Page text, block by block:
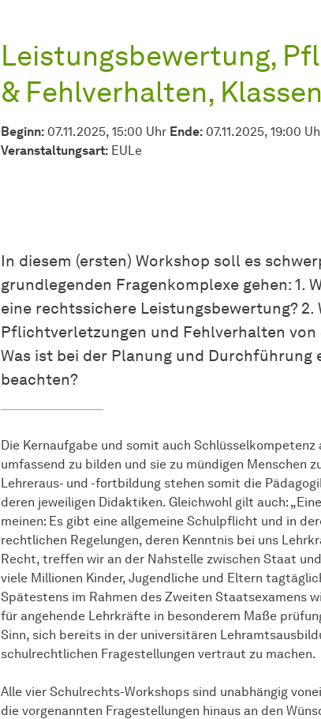
Leistungsbewertung,
& Fehlverhalten,
Beginn: 07.11.2025, 15:00 Uhr Ende: 07.11.2025, 19:00
Veran­stal­tungs­art: EULe
In diesem (ersten) Workshop soll es
grundlegenden Fragenkomplexe gehen: 1.
eine rechtssichere Leistungsbewertung? 2.
Pflichtverletzungen und Fehlverhalten
Was ist bei der Planung und Durchführung
beachten?
Die Kernaufgabe und somit auch
umfassend zu bilden und sie zu mündigen Menschen
Lehreraus- und -fortbildung stehen somit die
deren jeweiligen Didaktiken. Gleichwohl gilt auch:
meinen: Es gibt eine allgemeine Schulpflicht und in
rechtlichen Regelungen, deren Kenntnis bei uns
Recht, treffen wir an der Nahstelle zwischen Staat
viele Millionen Kinder, Jugendliche und Eltern
Spätestens im Rahmen des Zweiten Staatsexamens
für angehende Lehrkräfte in besonderem Maße
Sinn, sich bereits in der universitären
schulrechtlichen Fragestellungen vertraut zu machen.
Alle vier Schulrechts-Workshops sind unabhängig
die vorgenannten Fragestellungen hinaus an den